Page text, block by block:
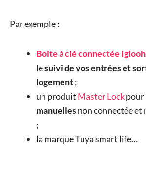
Par exemple :
Boite à clé connectée
lesuivi de vos entrées et
logement;
un produit Master Lockpour
manuellesnon connectée et
;
la marque Tuya smart life…